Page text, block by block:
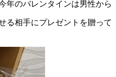
年のバレンタインは男性から
る相手にプレゼントを贈って